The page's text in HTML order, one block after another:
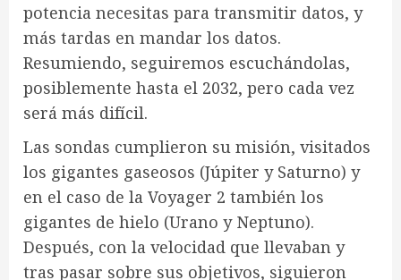
potencia necesitas para transmitir datos, y
más tardas en mandar los datos.
Resumiendo, seguiremos escuchándolas,
posiblemente hasta el 2032, pero cada vez
será más difícil.
Las sondas cumplieron su misión, visitados
los gigantes gaseosos (Júpiter y Saturno) y
en el caso de la Voyager 2 también los
gigantes de hielo (Urano y Neptuno).
Después, con la velocidad que llevaban y
tras pasar sobre sus objetivos, siguieron